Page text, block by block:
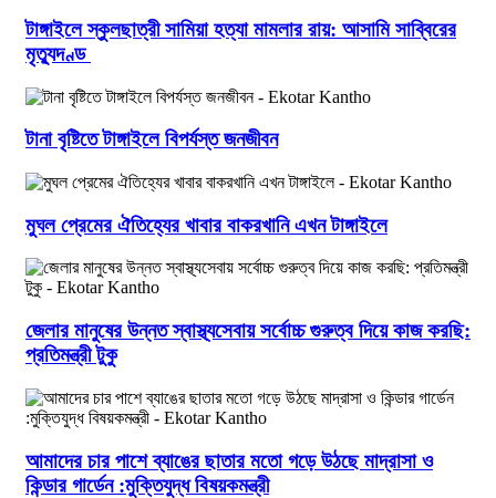
টাঙ্গাইলে স্কুলছাত্রী সামিয়া হত্যা মামলার রায়: আসামি সাব্বিরের
মৃত্যুদণ্ড
টানা বৃষ্টিতে টাঙ্গাইলে বিপর্যস্ত জনজীবন
মুঘল প্রেমের ঐতিহ্যের খাবার বাকরখানি এখন টাঙ্গাইলে
জেলার মানুষের উন্নত স্বাস্থ্যসেবায় সর্বোচ্চ গুরুত্ব দিয়ে কাজ করছি:
প্রতিমন্ত্রী টুকু
আমাদের চার পাশে ব্যাঙের ছাতার মতো গড়ে উঠছে মাদ্রাসা ও
কিন্ডার গার্ডেন :মুক্তিযুদ্ধ বিষয়কমন্ত্রী